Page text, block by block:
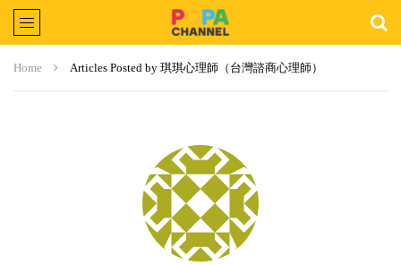
Home Articles Posted by 琪琪心理師（台灣諮商心理師）